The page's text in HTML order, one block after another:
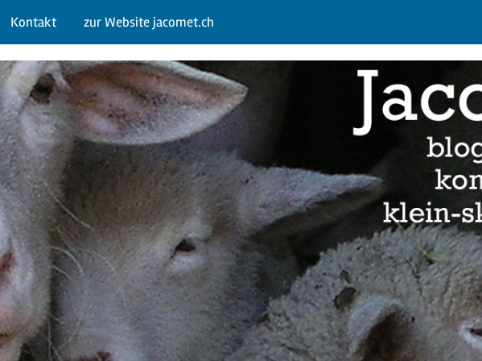
Kontakt zur Website jacomet.ch